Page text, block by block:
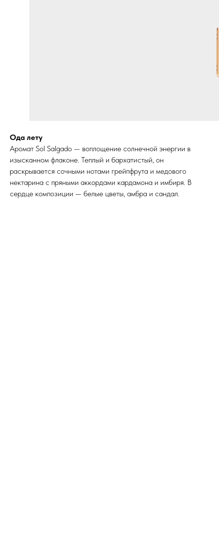
Ода лету
Аромат Sol Salgado — воплощение солнечной энергии в
изысканном флаконе. Теплый и бархатистый, он
раскрывается сочными нотами грейпфрута и медового
нектарина с пряными аккордами кардамона и имбиря. В
сердце композиции — белые цветы, амбра и сандал.